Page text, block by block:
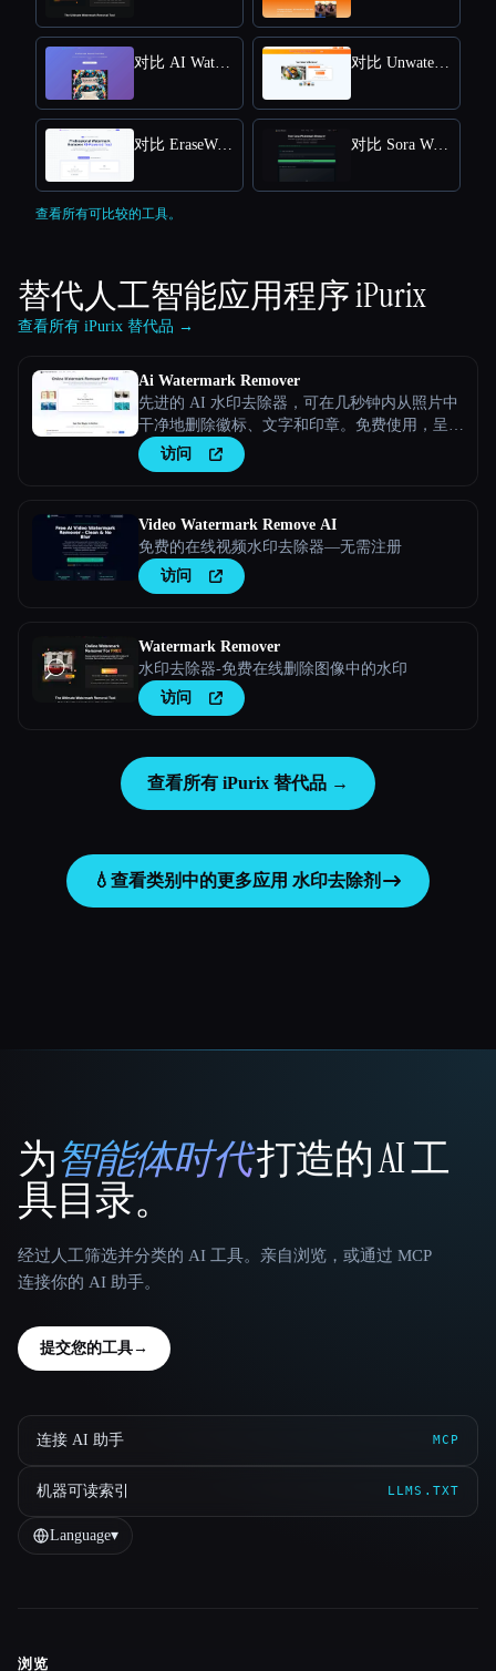
对比 AI Watermark Remover Online for Free 对比 Unwatermark
对比 EraseWatermarkAI 对比 Sora Watermark Remover
查看所有可比较的工具。
替代人工智能应用程序iPurix
查看所有 iPurix 替代品 →
Ai Watermark Remover
先进的 AI 水印去除器，可在几秒钟内从照片中
干净地删除徽标、文字和印章。免费使用，呈现
专业品质的结果。
访问
Video Watermark Remove AI
免费的在线视频水印去除器—无需注册
访问
Watermark Remover
水印去除器-免费在线删除图像中的水印
访问
查看所有 iPurix 替代品 →
💧 查看类别中的更多应用 水印去除剂
That AI Collection
为智能体时代打造的 AI 工
具目录。
经过人工筛选并分类的 AI 工具。亲自浏览，或通过 MCP
连接你的 AI 助手。
提交您的工具→
连接 AI 助手 MCP
机器可读索引 LLMS.TXT
Language▾
浏览